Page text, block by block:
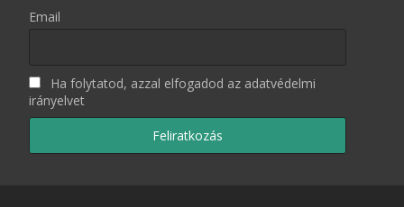
Email
Ha folytatod, azzal elfogadod az adatvédelmi
irányelvet